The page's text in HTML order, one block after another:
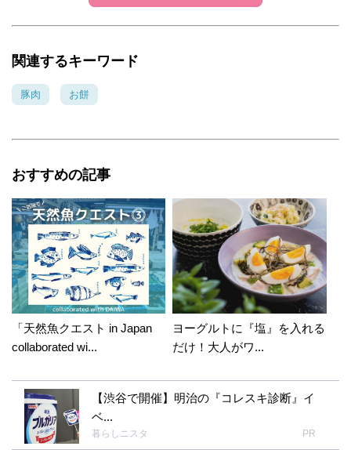
関連するキーワード
豚肉 お餅
おすすめの記事
「天然魚クエスト in Japan
collaborated wi...
ヨーグルトに『塩』を入れる
だけ！大人がワ...
【渋谷で開催】明治の『コレスキ診断』イ
ベ...
暮らしニスタ PR